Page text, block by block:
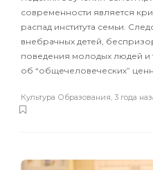
современности является
распад института семьи.
внебрачных детей,
поведения молодых людей и
об “общечеловеческих”
Культура Образования 3 года